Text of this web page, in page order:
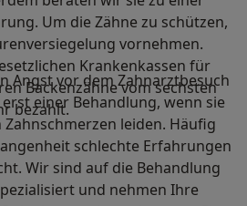
Um die Zähne zu schützen,
vornehmen.
Krankenkassen für
Backenzähne vom sechsten
bezahlt.
Angst vor dem Zahnarztbesuch
einer Behandlung, wenn sie
leiden. Häufig
schlechte Erfahrungen
Wir sind auf die Behandlung
und nehmen Ihre